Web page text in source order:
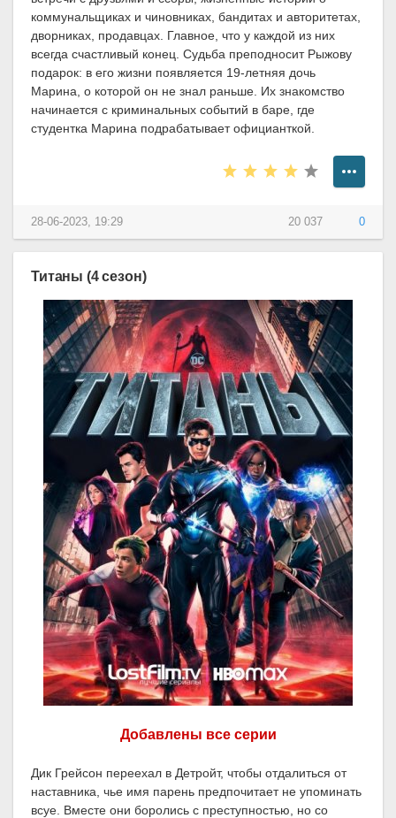
коммунальщиках и чиновниках, бандитах и авторитетах,
дворниках, продавцах. Главное, что у каждой из них
всегда счастливый конец. Судьба преподносит Рыжову
подарок: в его жизни появляется 19-летняя дочь
Марина, о которой он не знал раньше. Их знакомство
начинается с криминальных событий в баре, где
студентка Марина подрабатывает официанткой.
20 037 0
28-06-2023, 19:29
Титаны (4 сезон)
Добавлены все серии
Дик Грейсон переехал в Детройт, чтобы отдалиться от
наставника, чье имя парень предпочитает не упоминать
всуе. Вместе они боролись с преступностью, но со